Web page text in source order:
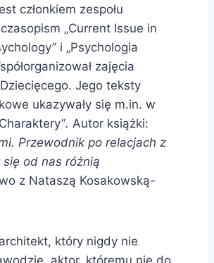
członkiem zespołu
„Current Issue in
i „Psychologia
zajęcia
Jego teksty
ukazywały się m.in. w
. Autor książki:
Przewodnik po relacjach z
od nas różnią
z Nataszą Kosakowską-
który nigdy nie
aktor, któremu nie do